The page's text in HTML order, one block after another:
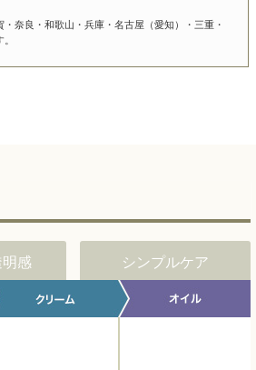
奈良・和歌山・兵庫・名古屋（愛知）・三重・
感 シンプルケア